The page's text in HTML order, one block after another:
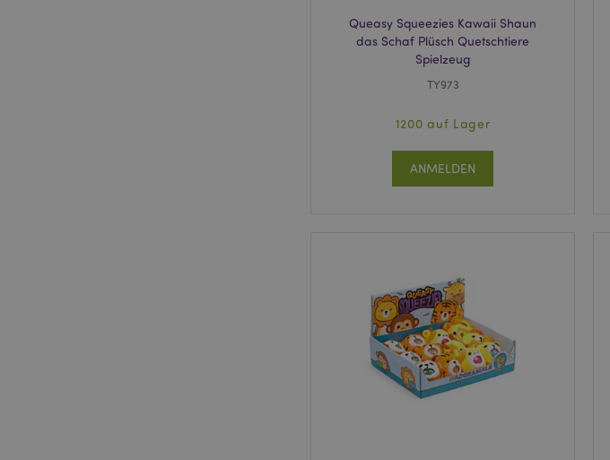
Queasy Squeezies Kawaii Shaun
das Schaf Plüsch Quetschtiere
Spielzeug
TY973
1200 auf Lager
ANMELDEN